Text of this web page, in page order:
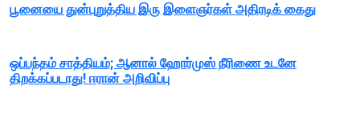
பூனையை துன்புறுத்திய இரு இளைஞர்கள் அதிரடிக் கைது
ஒப்பந்தம் சாத்தியம்; ஆனால் ஹோர்முஸ் நீரிணை உடனே
திறக்கப்படாது! ஈரான் அறிவிப்பு